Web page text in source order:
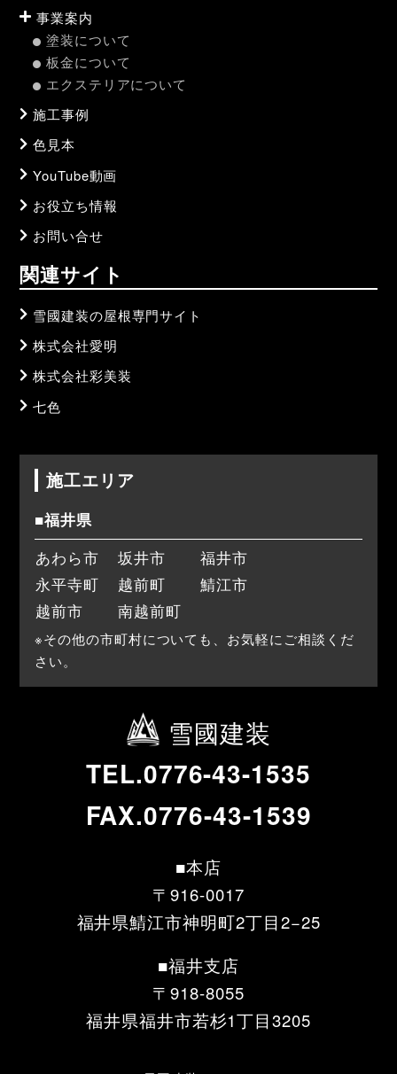
事業案内
塗装について
板金について
エクステリアについて
施工事例
色見本
YouTube動画
お役立ち情報
お問い合せ
関連サイト
雪國建装の屋根専門サイト
株式会社愛明
株式会社彩美装
七色
施工エリア
■福井県
あわら市
坂井市
福井市
永平寺町
越前町
鯖江市
越前市
南越前町
※その他の市町村についても、お気軽にご相談くだ
さい。
雪國建装
TEL.0776-43-1535
FAX.0776-43-1539
■本店
〒916-0017
福井県鯖江市神明町2丁目2−25
■福井支店
〒918-8055
福井県福井市若杉1丁目3205